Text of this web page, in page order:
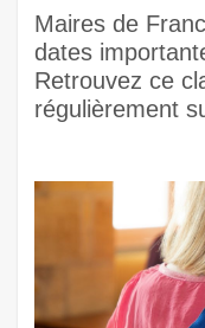
Maires de
dates
Retrouvez ce
régulièrement